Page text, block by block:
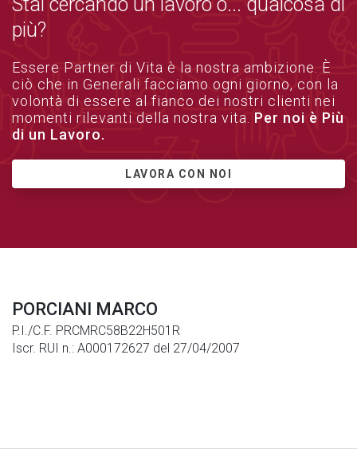
più?
Essere Partner di Vita è la nostra ambizione. È
ciò che in Generali facciamo ogni giorno, con la
volontà di essere al fianco dei nostri clienti nei
momenti rilevanti della nostra vita. Per noi è Più
di un Lavoro.
LAVORA CON NOI
PORCIANI MARCO
P.I./C.F. PRCMRC58B22H501R
Iscr. RUI n.: A000172627 del 27/04/2007